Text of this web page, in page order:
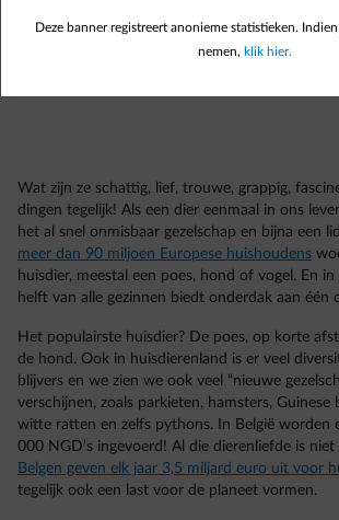
Wat zijn ze schattig, lief, trouwe, grappig,
dingen tegelijk! Als een dier eenmaal in ons
het al snel onmisbaar gezelschap en bijna een
meer dan 90 miljoen Europese huishoudens
huisdier, meestal een poes, hond of vogel. En in
helft van alle gezinnen biedt onderdak aan één
Het populairste huisdier? De poes, op korte
de hond. Ook in huisdierenland is er veel
blijvers en we zien we ook veel “nieuwe
verschijnen, zoals parkieten, hamsters, Guinese
witte ratten en zelfs pythons. In België worden
000 NGD’s ingevoerd! Al die dierenliefde is niet
Belgen geven elk jaar 3,5 miljard euro uit voor
tegelijk ook een last voor de planeet vormen.
Deze banner registreert anonieme statistieken.
nemen, klik hier.